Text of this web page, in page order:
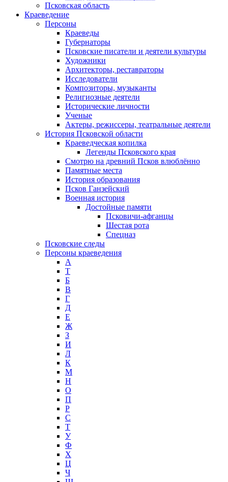
Псковская область
Краеведение
Персоны
Краеведы
Губернаторы
Псковские писатели и деятели культуры
Художники
Архитекторы, реставраторы
Исследователи
Композиторы, музыканты
Религиозные деятели
Исторические личности
Ученые
Актеры, режиссеры, театральные деятели
История Псковской области
Краеведческая копилка
Легенды Псковского края
Смотрю на древний Псков влюблённо
Памятные места
История образования
Псков Ганзейский
Военная история
Достойные памяти
Псковичи-афганцы
Шестая рота
Спецназ
Псковские следы
Персоны краеведения
А
T
Б
В
Г
Д
Е
Ж
З
И
Л
К
М
Н
О
П
Р
С
Т
У
Ф
Х
Ц
Ч